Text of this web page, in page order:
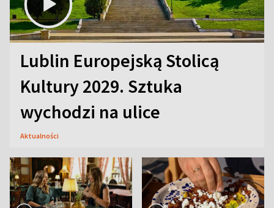
Lublin Europejską Stolicą
Kultury 2029. Sztuka
wychodzi na ulice
Aktualności